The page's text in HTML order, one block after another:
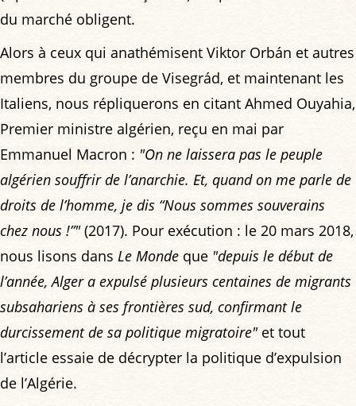
du marché obligent.
Alors à ceux qui anathémisent Viktor Orbán et autres
membres du groupe de Visegrád, et maintenant les
Italiens, nous répliquerons en citant Ahmed Ouyahia,
Premier ministre algérien, reçu en mai par
Emmanuel Macron : "On ne laissera pas le peuple
algérien souffrir de l’anarchie. Et, quand on me parle de
droits de l’homme, je dis “Nous sommes souverains
chez nous !”"(2017). Pour exécution : le 20 mars 2018,
nous lisons dans Le Monde que "depuis le début de
l’année, Alger a expulsé plusieurs centaines de migrants
subsahariens à ses frontières sud, confirmant le
durcissement de sa politique migratoire"et tout
l’article essaie de décrypter la politique d’expulsion
de l’Algérie.